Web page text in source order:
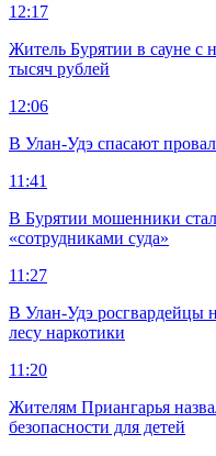
12:17
Житель Бурятии в сауне с
тысяч рублей
12:06
В Улан-Удэ спасают
11:41
В Бурятии мошенники
«сотрудниками суда»
11:27
В Улан-Удэ росгвардейцы
лесу наркотики
11:20
Жителям Приангарья
безопасности для детей